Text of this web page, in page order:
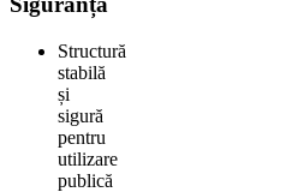
Structură
stabilă
și
sigură
pentru
utilizare
publică